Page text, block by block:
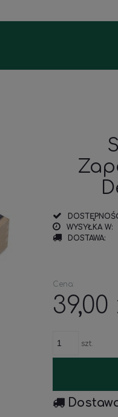
WYSYŁKA W:
DOSTAWA:
Cena:
39,00
szt.